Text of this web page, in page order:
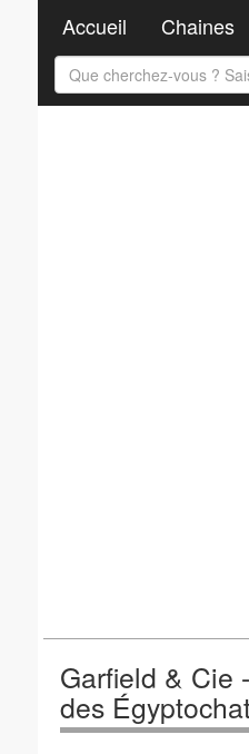
Garfield & Cie
des
Accueil Chaines